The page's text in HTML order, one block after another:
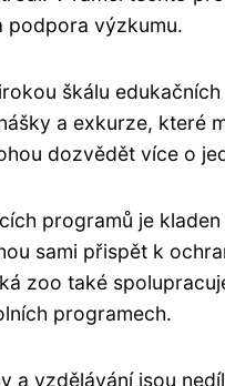
podpora výzkumu.
škálu
a exkurze, které
dozvědět více o
programů je
sami přispět k
zoo také
programech.
a vzdělávání jsou